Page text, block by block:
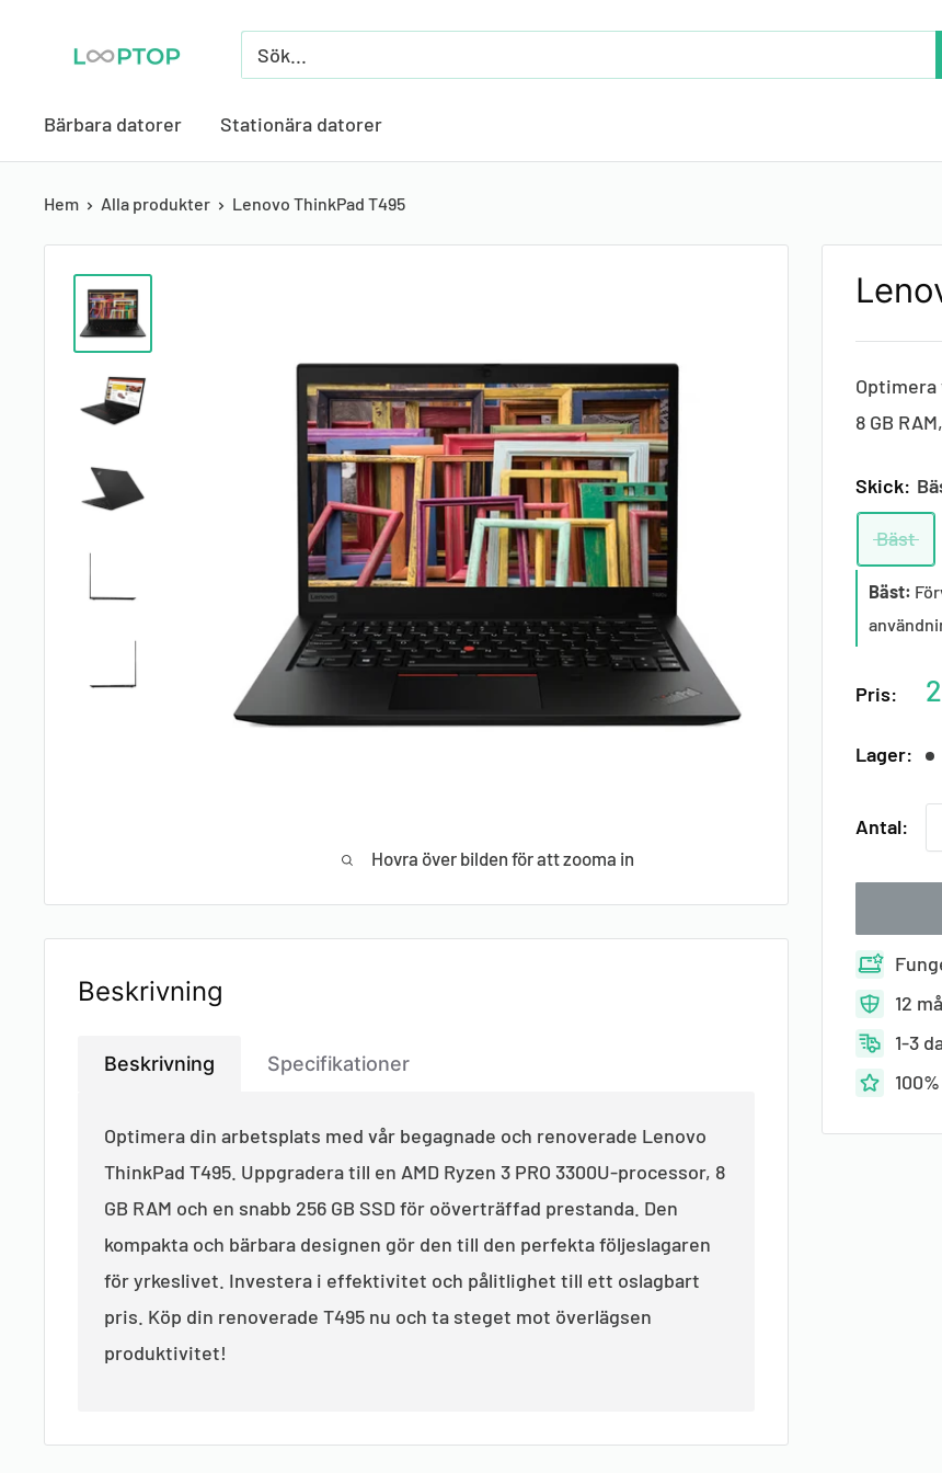
Looptop.se
Bärbara datorer Stationära datorer
Hem Alla produkter Lenovo ThinkPad T495
Hovra över bilden för att zooma in
Optimera
8 GB
Skick:
Bäst
Bäst:
Pris:
Lager:
Antal:
12
1-3
Beskrivning
Beskrivning
Optimera din arbetsplats med vår begagnade och renoverade Lenovo
ThinkPad T495. Uppgradera till en AMD Ryzen 3 PRO 3300U-processor, 8
GB RAM och en snabb 256 GB SSD för oöverträffad prestanda. Den
kompakta och bärbara designen gör den till den perfekta följeslagaren
för yrkeslivet. Investera i effektivitet och pålitlighet till ett oslagbart
pris. Köp din renoverade T495 nu och ta steget mot överlägsen
produktivitet!
Specifikationer